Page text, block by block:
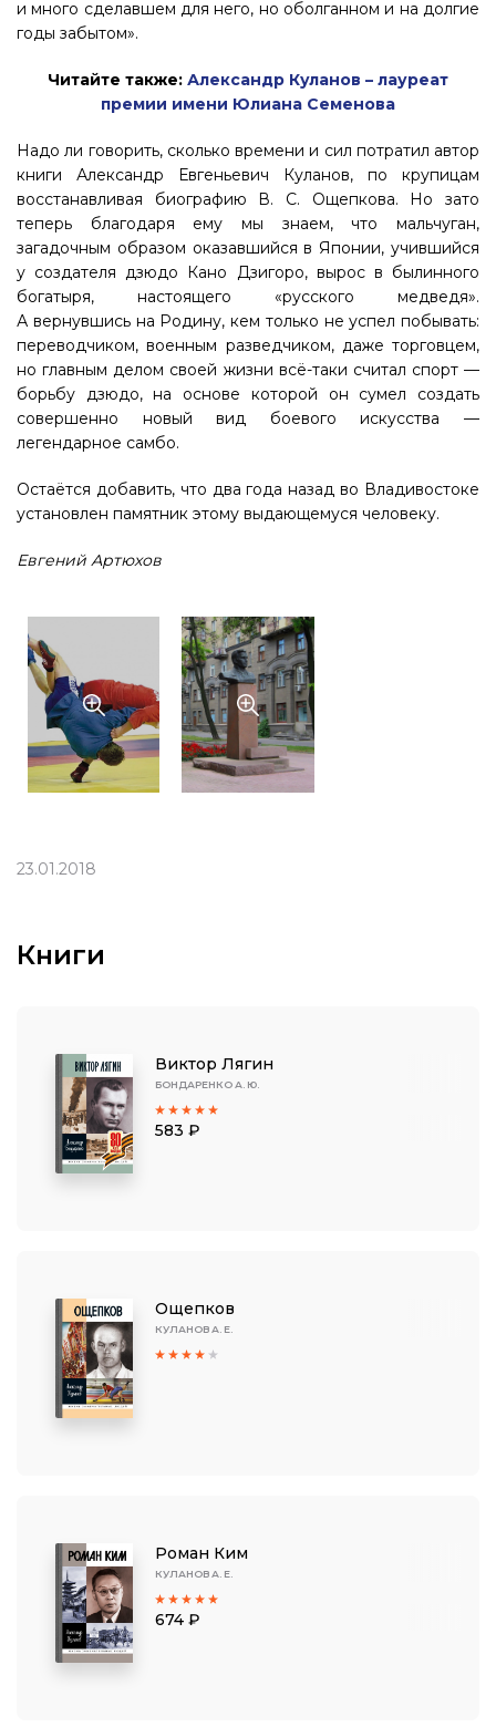
и много сделавшем для него, но оболганном и на долгие
годы забытом».
Читайте также: Александр Куланов – лауреат
премии имени Юлиана Семенова
Надо ли говорить, сколько времени и сил потратил автор
книги Александр Евгеньевич Куланов, по крупицам
восстанавливая биографию В. С. Ощепкова. Но зато
теперь благодаря ему мы знаем, что мальчуган,
загадочным образом оказавшийся в Японии, учившийся
у создателя дзюдо Кано Дзигоро, вырос в былинного
богатыря, настоящего «русского медведя».
А вернувшись на Родину, кем только не успел побывать:
переводчиком, военным разведчиком, даже торговцем,
но главным делом своей жизни всё-таки считал спорт —
борьбу дзюдо, на основе которой он сумел создать
совершенно новый вид боевого искусства —
легендарное самбо.
Остаётся добавить, что два года назад во Владивостоке
установлен памятник этому выдающемуся человеку.
Евгений Артюхов
23.01.2018
Книги
Виктор Лягин
БОНДАРЕНКО А. Ю.
583 ₽
Ощепков
КУЛАНОВ А. Е.
Роман Ким
КУЛАНОВ А. Е.
674 ₽